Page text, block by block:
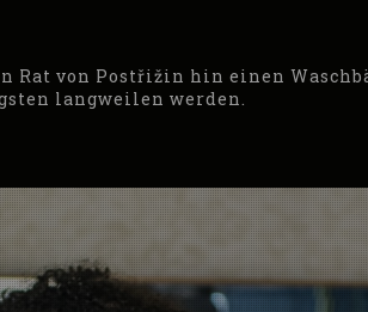
von Postřižin hin einen
langweilen werden.